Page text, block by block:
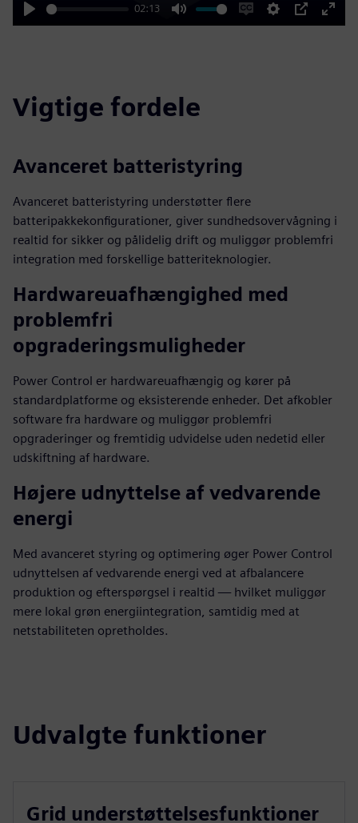
Play
02:13
Mute
EnableSettings
PIP
Enter
Vigtige fordele
Avanceret batteristyring
Avanceret batteristyring understøtter flere
batteripakkekonfigurationer, giver sundhedsovervågning i
realtid for sikker og pålidelig drift og muliggør problemfri
integration med forskellige batteriteknologier.
Hardwareuafhængighed med
problemfri
opgraderingsmuligheder
Power Control er hardwareuafhængig og kører på
standardplatforme og eksisterende enheder. Det afkobler
software fra hardware og muliggør problemfri
opgraderinger og fremtidig udvidelse uden nedetid eller
udskiftning af hardware.
Højere udnyttelse af vedvarende
energi
Med avanceret styring og optimering øger Power Control
udnyttelsen af vedvarende energi ved at afbalancere
produktion og efterspørgsel i realtid — hvilket muliggør
mere lokal grøn energiintegration, samtidig med at
netstabiliteten opretholdes.
Udvalgte funktioner
Grid understøttelsesfunktioner